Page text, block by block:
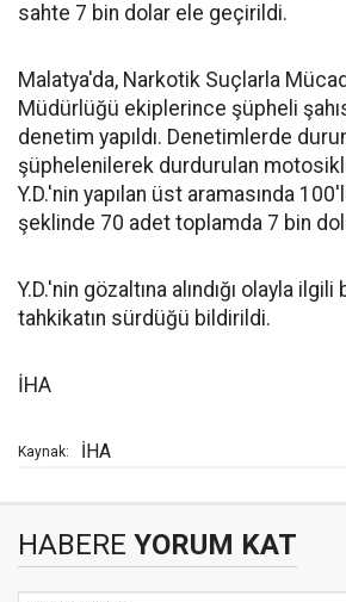
sahte 7 bin dolar ele geçirildi.
Malatya'da, Narkotik Suçlarla
Müdürlüğü ekiplerince şüpheli
denetim yapıldı. Denetimlerde
şüphelenilerek durdurulan
Y.D.'nin yapılan üst aramasında
şeklinde 70 adet toplamda 7 bin
Y.D.'nin gözaltına alındığı olayla ilgili
tahkikatın sürdüğü bildirildi.
İHA
Kaynak: İHA
HABERE YORUM KAT